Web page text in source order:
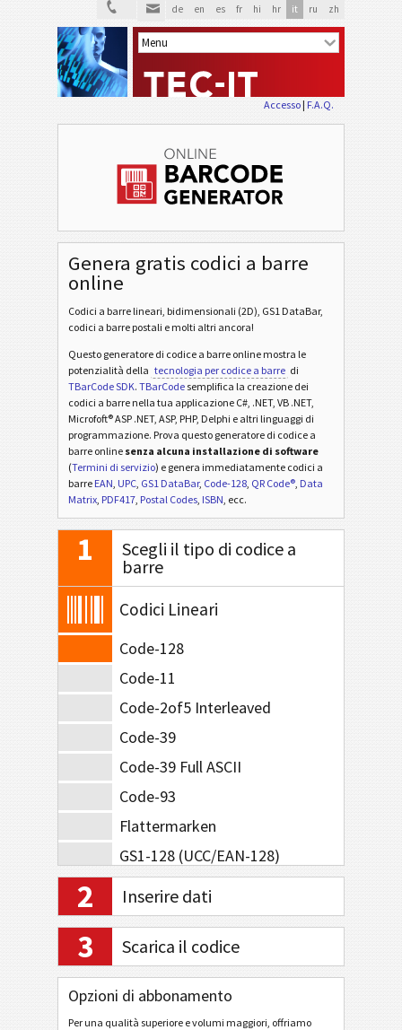
de en es fr hi hr it ru zh
Accesso| F.A.Q.
Genera gratis codici a barre
online
Codici a barre lineari, bidimensionali (2D), GS1 DataBar,
codici a barre postali e molti altri ancora!
Questo generatore di codice a barre online mostra le
potenzialità della tecnologia per codice a barre di
TBarCode SDK. TBarCodesemplifica la creazione dei
codici a barre nella tua applicazione C#, .NET, VB .NET,
Microfoft® ASP .NET, ASP, PHP, Delphi e altri linguaggi di
programmazione. Prova questo generatore di codice a
barre online senza alcuna installazione di software
(Termini di servizio) e genera immediatamente codici a
barre EAN, UPC, GS1 DataBar, Code-128, QR Code®, Data
Matrix, PDF417, Postal Codes, ISBN, ecc.
1
Scegli il tipo di codice a
barre
Codici Lineari
Code-128
Code-11
Code-2of5 Interleaved
Code-39
Code-39 Full ASCII
Code-93
Flattermarken
GS1-128 (UCC/EAN-128)
Pharmacode One-Track
Pharmacode Two-Track
Telepen Alpha
Codici Postali
2 Inserire dati
3 Scarica il codice
Opzioni di abbonamento
Per una qualità superiore e volumi maggiori, offriamo